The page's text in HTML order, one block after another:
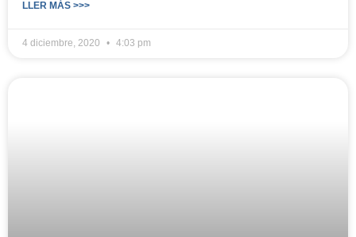
LLER MÁS >>>
4 diciembre, 2020 4:03 pm